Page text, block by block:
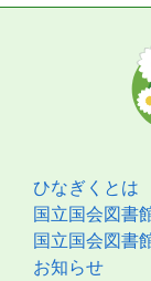
ひなぎくとは
国立国会図書
国立国会図書
お知らせ